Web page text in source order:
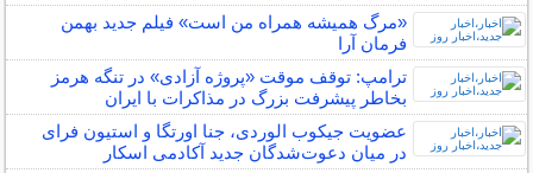
«مرگ همیشه همراه من است» فیلم جدید بهمن
فرمان آرا
ترامپ: توقف موقت «پروژه آزادی» در تنگه هرمز
بخاطر پیشرفت بزرگ در مذاکرات با ایران
عضویت جیکوب الوردی، جنا اورتگا و استیون فرای
در میان دعوت‌شدگان جدید آکادمی اسکار